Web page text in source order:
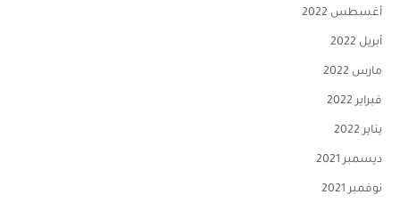
أغسطس 2022
أبريل 2022
مارس 2022
فبراير 2022
يناير 2022
ديسمبر 2021
نوفمبر 2021